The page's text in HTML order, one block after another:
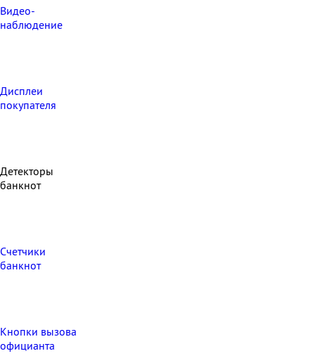
Видео‑
наблюдение
Дисплеи
покупателя
Детекторы
банкнот
Счетчики
банкнот
Кнопки вызова
официанта